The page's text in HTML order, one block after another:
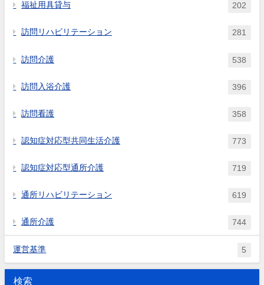
福祉用具貸与 202
訪問リハビリテーション 281
訪問介護 538
訪問入浴介護 396
訪問看護 358
認知症対応型共同生活介護 773
認知症対応型通所介護 719
通所リハビリテーション 619
通所介護 744
運営基準 5
検索